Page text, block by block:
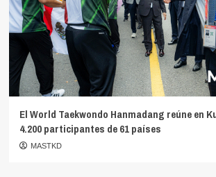
El World Taekwondo Hanmadang reúne en
4.200 participantes de 61 países
MASTKD